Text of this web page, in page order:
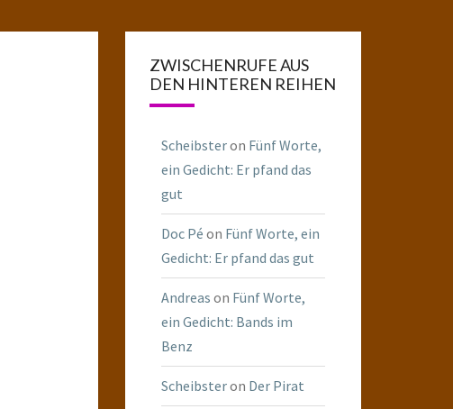
ZWISCHENRUFE AUS
DEN HINTEREN REIHEN
Scheibsteron Fünf Worte,
ein Gedicht: Er pfand das
gut
Doc Pé on Fünf Worte, ein
Gedicht: Er pfand das gut
Andreas on Fünf Worte,
ein Gedicht: Bands im
Benz
Scheibsteron Der Pirat